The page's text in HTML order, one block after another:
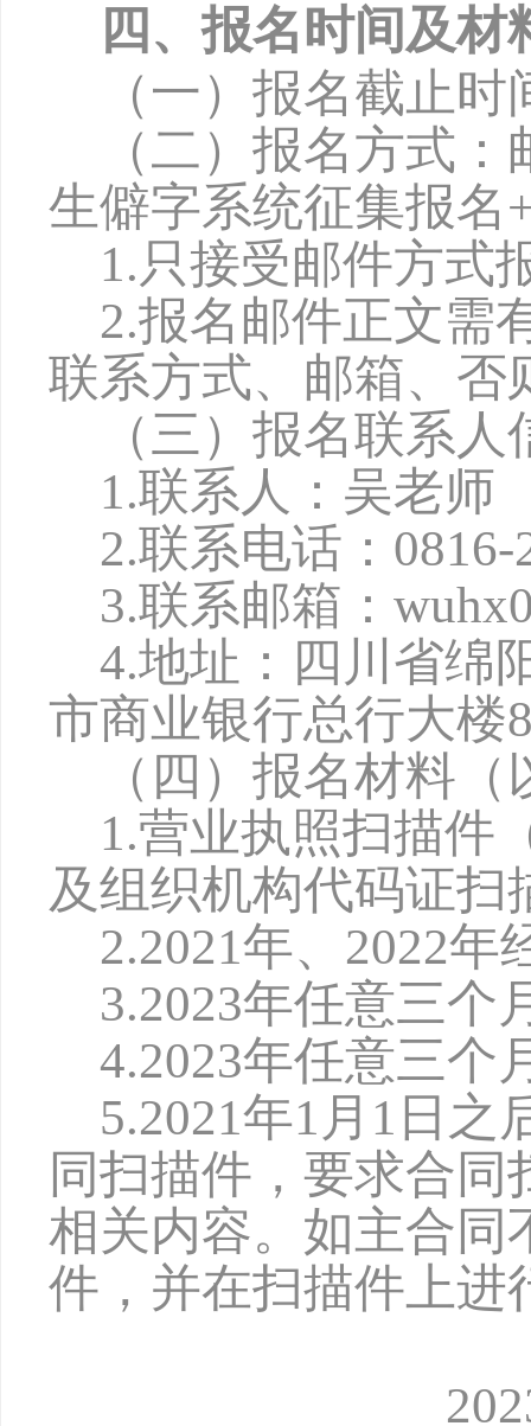
四、报名时间及材
（一）报名截止时
（二）报名方式
生僻字系统征集报名
1.只接受邮件方式
2.报名邮件正文需
联系方式、邮箱、否
（三）报名联系人
1.联系人：吴老师
2.联系电话：0816-
3.联系邮箱：
4.地址：四川省绵
市商业银行总行大楼
（四）报名材料
1.营业执照扫描件
及组织机构代码证扫
2.2021年、 2022年
3.2023年任意三个
4.2023年任意三个
5.2021年1月1日之
同扫描件，要求合
相关内容。如主合同
件，并在扫描件上进
2023